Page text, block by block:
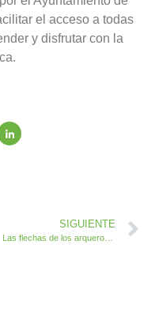
el acceso a todas
y disfrutar con la
SIGUIENTE
Las flechas de los arqueros San Crispín de Antigua siempre en buena dirección